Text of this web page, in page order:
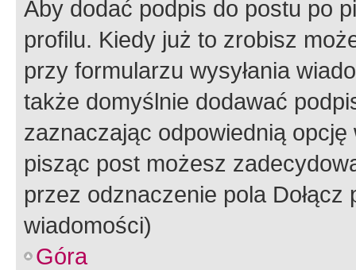
Aby dodać podpis do postu po
profilu. Kiedy już to zrobisz
przy formularzu wysyłania
także domyślnie dodawać
zaznaczając odpowiednią
pisząc post możesz
przez odznaczenie pola
wiadomości)
Góra